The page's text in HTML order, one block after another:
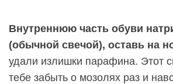
Внутреннюю часть обуви
(обычной свечой), оставь на
удали излишки парафина. Этот
тебе забыть о мозолях раз и